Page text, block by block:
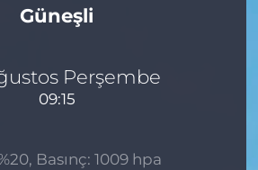
Güneşli
Perşembe
09:15
Basınç: 1009 hpa